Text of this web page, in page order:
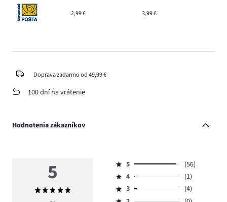
2,99 € 3,99 €
Doprava zadarmo od 49,99 €
100 dní na vrátenie
Hodnotenia zákazníkov
5
Priemerné
Hodnotenie
5,
počet
hlasov
5
(56)
Hodnotenie
4,
4
(1)
Hodnotenie
3
(4)